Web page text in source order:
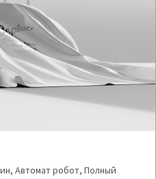
Автомат робот, Полный